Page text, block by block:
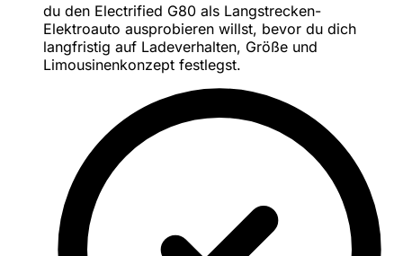
du den Electrified G80 als Langstrecken-
Elektroauto ausprobieren willst, bevor du dich
langfristig auf Ladeverhalten, Größe und
Limousinenkonzept festlegst.